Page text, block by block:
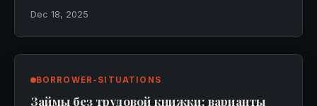
Dec 18, 2025
BORROWER-SITUATIONS
Займы без трудовой книжки: варианты